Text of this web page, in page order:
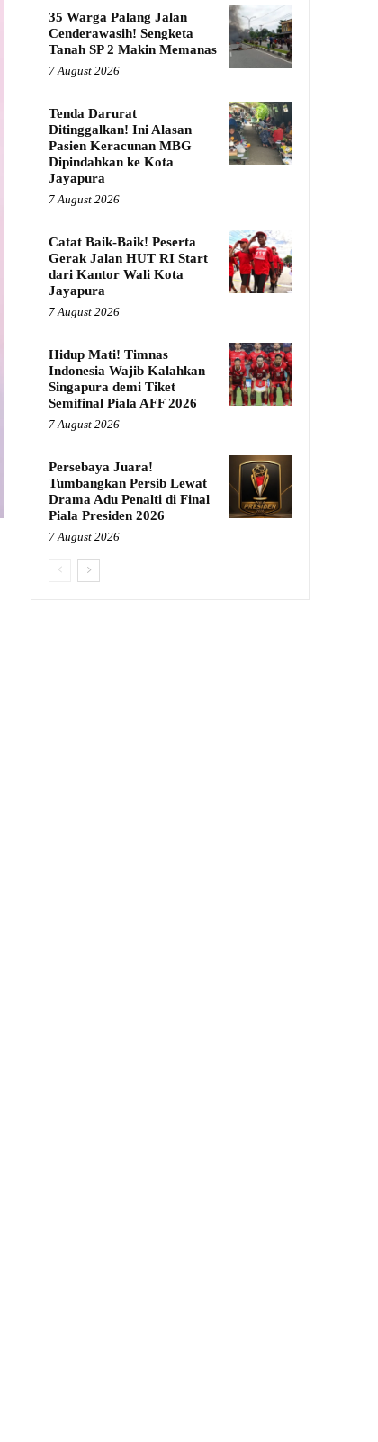
35 Warga Palang Jalan
Cenderawasih! Sengketa
Tanah SP 2 Makin Memanas
7 August 2026
Tenda Darurat
Ditinggalkan! Ini Alasan
Pasien Keracunan MBG
Dipindahkan ke Kota
Jayapura
7 August 2026
Catat Baik-Baik! Peserta
Gerak Jalan HUT RI Start
dari Kantor Wali Kota
Jayapura
7 August 2026
Hidup Mati! Timnas
Indonesia Wajib Kalahkan
Singapura demi Tiket
Semifinal Piala AFF 2026
7 August 2026
Persebaya Juara!
Tumbangkan Persib Lewat
Drama Adu Penalti di Final
Piala Presiden 2026
7 August 2026